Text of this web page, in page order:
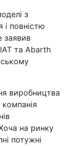
з
і повністю
заявив
та Abarth
виробництва
на ринку
потужні